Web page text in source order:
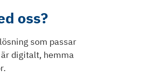
oss?
som passar
digitalt, hemma